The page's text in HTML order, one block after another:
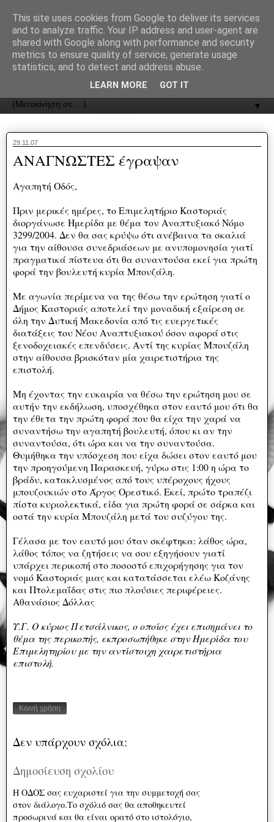
ΟΔΟΣ
▼
29.11.07
ΑΝΑΓΝΩΣΤΕΣ έγραψαν
Αγαπητή Οδός,
Πριν μερικές ημέρες, το Επιμελητήριο Καστοριάς
διοργάνωσε Ημερίδα με θέμα τον Αναπτυξιακό Νόμο
3299/2004. Δεν θα σας κρύψω ότι ανέβαινα τα σκαλιά
για την αίθουσα συνεδριάσεων με ανυπομονησία γιατί
πραγματικά πίστευα ότι θα συναντούσα εκεί για πρώτη
φορά την βουλευτή κυρία Μπουζάλη.
Με αγωνία περίμενα να της θέσω την ερώτηση γιατί ο
Δήμος Καστοριάς αποτελεί την μοναδική εξαίρεση σε
όλη την Δυτική Μακεδονία από τις ευεργετικές
διατάξεις του Νέου Αναπτυξιακού όσον αφορά στις
ξενοδοχειακές επενδύσεις. Αντί της κυρίας Μπουζάλη
στην αίθουσα βρισκόταν μία χαιρετιστήρια της
επιστολή.
Μη έχοντας την ευκαιρία να θέσω την ερώτηση μου σε
αυτήν την εκδήλωση, υποσχέθηκα στον εαυτό μου ότι θα
την έθετα την πρώτη φορά που θα είχα την χαρά να
συναντήσω την αγαπητή βουλευτή, όπου κι αν την
συναντούσα, ότι ώρα και να την συναντούσα.
Θυμήθηκα την υπόσχεση που είχα δώσει στον εαυτό μου
την προηγούμενη Παρασκευή, γύρω στις 1:00 η ώρα το
βράδυ, κατακλυσμένος από τους υπέροχους ήχους
μπουζουκιών στο Άργος Ορεστικό. Εκεί, πρώτο τραπέζι
πίστα κυριολεκτικά, είδα για πρώτη φορά σε σάρκα και
οστά την κυρία Μπουζάλη μετά του συζύγου της.
Γέλασα με τον εαυτό μου όταν σκέφτηκα: λάθος ώρα,
λάθος τόπος να ζητήσεις να σου εξηγήσουν γιατί
υπάρχει περικοπή στο ποσοστό επιχορήγησης για τον
νομό Καστοριάς μιας και κατατάσσεται ελέω Κοζάνης
και Πτολεμαΐδας στις πιο πλούσιες περιφέρειες.
Αθανάσιος Δόλλας
Υ.Γ. Ο κύριος Πετσάλνικος, ο οποίος έχει επισημάνει το
θέμα της περικοπής, εκπροσωπήθηκε στην Ημερίδα του
Επιμελητηρίου με την αντίστοιχη χαιρετιστήρια
επιστολή.
Κοινή χρήση
Δεν υπάρχουν σχόλια:
Δημοσίευση σχολίου
Η ΟΔΟΣ σας ευχαριστεί για την συμμετοχή σας
στον διάλογο.Το σχόλιό σας θα αποθηκευτεί
προσωρινά και θα είναι ορατό στο ιστολόγιο,
This site uses cookies from Google to deliver its services
and to analyze traffic. Your IP address and user-agent are
shared with Google along with performance and security
metrics to ensure quality of service, generate usage
statistics, and to detect and address abuse.
LEARN MORE GOT IT